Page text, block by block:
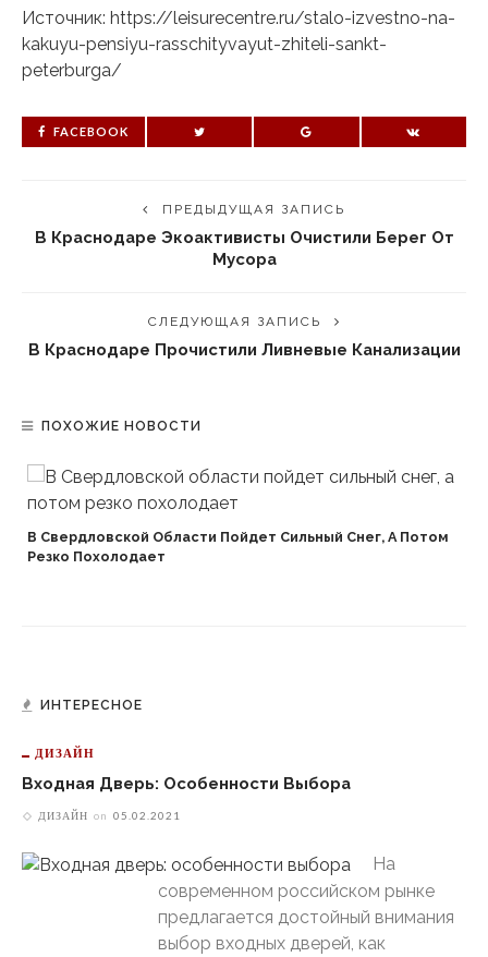
Источник: https://leisurecentre.ru/stalo-izvestno-na-
kakuyu-pensiyu-rasschityvayut-zhiteli-sankt-
peterburga/
FACEBOOK
ПРЕДЫДУЩАЯ ЗАПИСЬ
В Краснодаре Экоактивисты Очистили Берег От
Мусора
СЛЕДУЮЩАЯ ЗАПИСЬ
В Краснодаре Прочистили Ливневые Канализации
ПОХОЖИЕ НОВОСТИ
В Свердловской Области Пойдет Сильный Снег, А Потом
Резко Похолодает
ИНТЕРЕСНОЕ
ДИЗАЙН
Входная Дверь: Особенности Выбора
ДИЗАЙН on 05.02.2021
На
современном российском рынке
предлагается достойный внимания
выбор входных дверей, как